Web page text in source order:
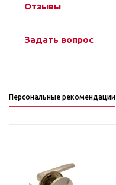
Отзывы
Задать вопрос
Персональные рекомендации